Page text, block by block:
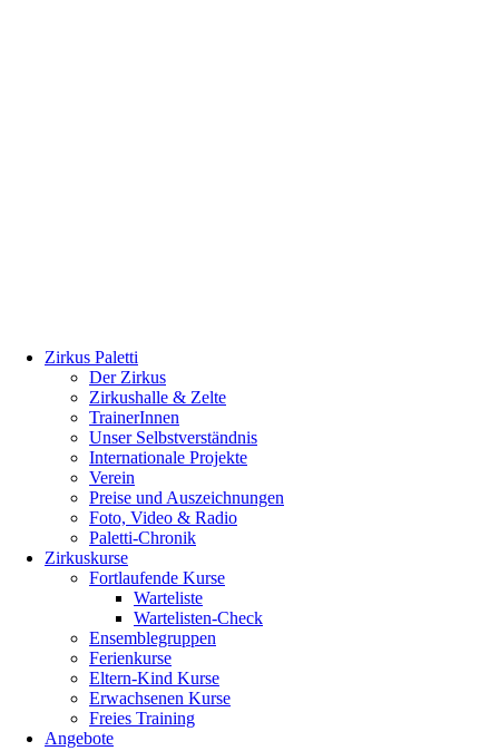
Zirkus Paletti
Der Zirkus
Zirkushalle & Zelte
TrainerInnen
Unser Selbstverständnis
Internationale Projekte
Verein
Preise und Auszeichnungen
Foto, Video & Radio
Paletti-Chronik
Zirkuskurse
Fortlaufende Kurse
Warteliste
Wartelisten-Check
Ensemblegruppen
Ferienkurse
Eltern-Kind Kurse
Erwachsenen Kurse
Freies Training
Angebote